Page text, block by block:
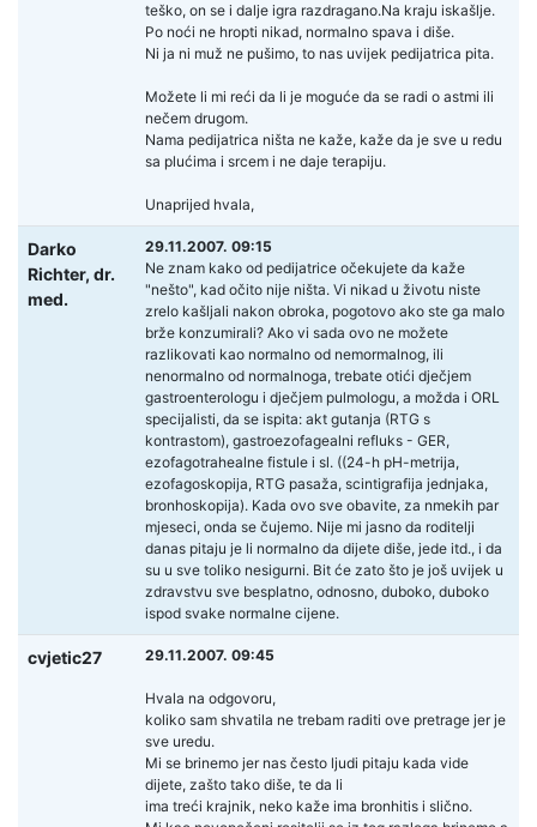
teško, on se i dalje igra razdragano.Na kraju iskašlje.
Po noći ne hropti nikad, normalno spava i diše.
Ni ja ni muž ne pušimo, to nas uvijek pedijatrica pita.
Možete li mi reći da li je moguće da se radi o astmi ili
nečem drugom.
Nama pedijatrica ništa ne kaže, kaže da je sve u redu
sa plućima i srcem i ne daje terapiju.
Unaprijed hvala,
Darko
Richter, dr.
med.
29.11.2007. 09:15
Ne znam kako od pedijatrice očekujete da kaže
"nešto", kad očito nije ništa. Vi nikad u životu niste
zrelo kašljali nakon obroka, pogotovo ako ste ga malo
brže konzumirali? Ako vi sada ovo ne možete
razlikovati kao normalno od nemormalnog, ili
nenormalno od normalnoga, trebate otići dječjem
gastroenterologu i dječjem pulmologu, a možda i ORL
specijalisti, da se ispita: akt gutanja (RTG s
kontrastom), gastroezofagealni refluks - GER,
ezofagotrahealne fistule i sl. ((24-h pH-metrija,
ezofagoskopija, RTG pasaža, scintigrafija jednjaka,
bronhoskopija). Kada ovo sve obavite, za nmekih par
mjeseci, onda se čujemo. Nije mi jasno da roditelji
danas pitaju je li normalno da dijete diše, jede itd., i da
su u sve toliko nesigurni. Bit će zato što je još uvijek u
zdravstvu sve besplatno, odnosno, duboko, duboko
ispod svake normalne cijene.
cvjetic27 29.11.2007. 09:45
Hvala na odgovoru,
koliko sam shvatila ne trebam raditi ove pretrage jer je
sve uredu.
Mi se brinemo jer nas često ljudi pitaju kada vide
dijete, zašto tako diše, te da li
ima treći krajnik, neko kaže ima bronhitis i slično.